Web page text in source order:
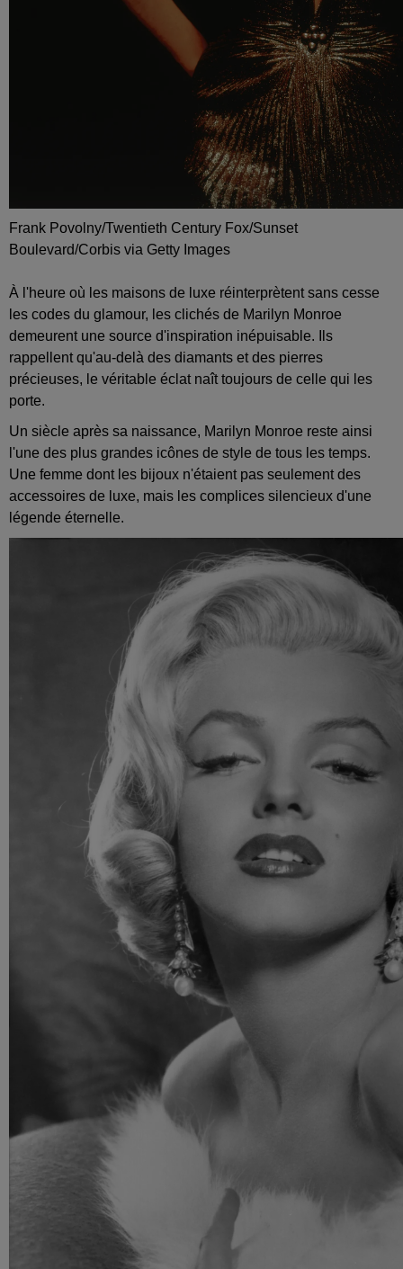
Frank Povolny/Twentieth Century Fox/Sunset
Boulevard/Corbis via Getty Images
À l'heure où les maisons de luxe réinterprètent sans cesse
les codes du glamour, les clichés de Marilyn Monroe
demeurent une source d'inspiration inépuisable. Ils
rappellent qu'au-delà des diamants et des pierres
précieuses, le véritable éclat naît toujours de celle qui les
porte.
Un siècle après sa naissance, Marilyn Monroe reste ainsi
l'une des plus grandes icônes de style de tous les temps.
Une femme dont les bijoux n'étaient pas seulement des
accessoires de luxe, mais les complices silencieux d'une
légende éternelle.